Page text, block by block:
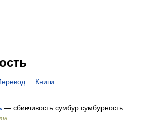
Книги
— сбивчивость сумбур сумбурность …